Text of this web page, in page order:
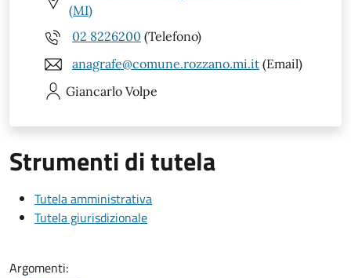
(MI)
02 8226200 (Telefono)
anagrafe@comune.rozzano.mi.it (Email)
Giancarlo Volpe
Strumenti di tutela
Tutela amministrativa
Tutela giurisdizionale
Argomenti: